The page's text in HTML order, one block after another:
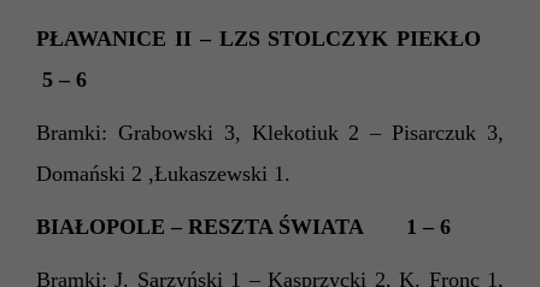
PŁAWANICE II – LZS STOLCZYK PIEKŁO
5 – 6
Bramki: Grabowski 3, Klekotiuk 2 – Pisarczuk 3,
Domański 2 ,Łukaszewski 1.
BIAŁOPOLE – RESZTA ŚWIATA 1 – 6
Bramki: J. Sarzyński 1 – Kasprzycki 2, K. Fronc 1,